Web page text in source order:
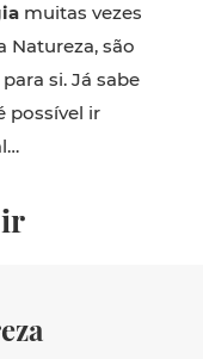
muitas vezes
Natureza, são
si. Já sabe
possível ir